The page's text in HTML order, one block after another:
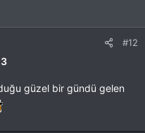
#12
güzel bir gündü gelen